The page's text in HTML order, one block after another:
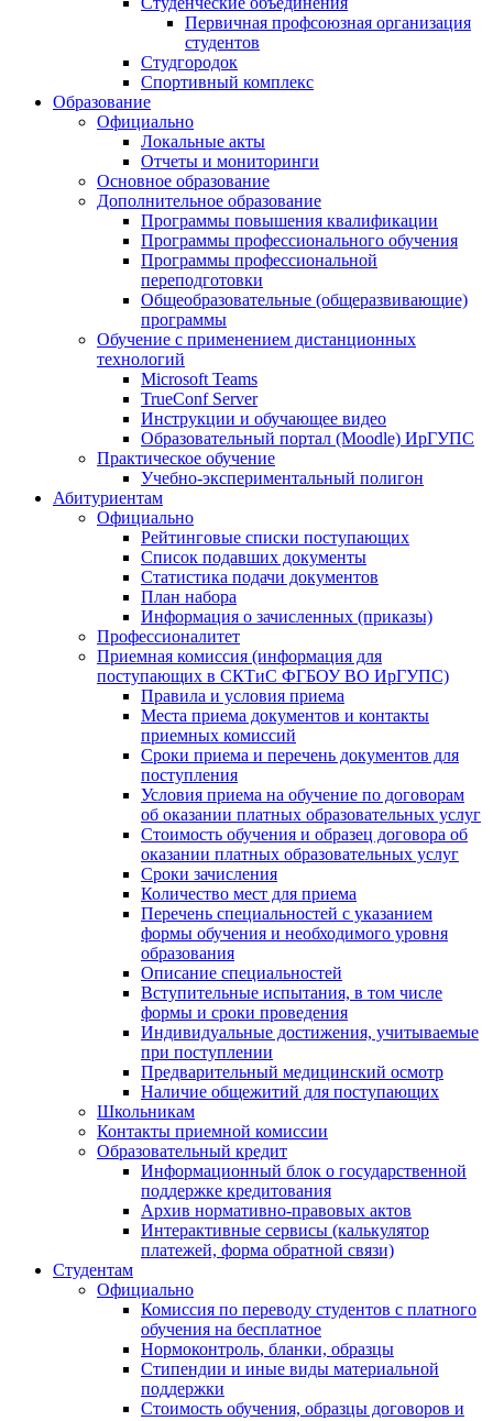
Первичная профсоюзная организация
студентов
Студгородок
Спортивный комплекс
Образование
Официально
Локальные акты
Отчеты и мониторинги
Основное образование
Дополнительное образование
Программы повышения квалификации
Программы профессионального обучения
Программы профессиональной
переподготовки
Общеобразовательные (общеразвивающие)
программы
Обучение с применением дистанционных
технологий
Microsoft Teams
TrueConf Server
Инструкции и обучающее видео
Образовательный портал (Moodle) ИрГУПС
Практическое обучение
Учебно-экспериментальный полигон
Абитуриентам
Официально
Рейтинговые списки поступающих
Список подавших документы
Статистика подачи документов
План набора
Информация о зачисленных (приказы)
Профессионалитет
Приемная комиссия (информация для
поступающих в СКТиС ФГБОУ ВО ИрГУПС)
Правила и условия приема
Места приема документов и контакты
приемных комиссий
Сроки приема и перечень документов для
поступления
Условия приема на обучение по договорам
об оказании платных образовательных услуг
Стоимость обучения и образец договора об
оказании платных образовательных услуг
Сроки зачисления
Количество мест для приема
Перечень специальностей с указанием
формы обучения и необходимого уровня
образования
Описание специальностей
Вступительные испытания, в том числе
формы и сроки проведения
Индивидуальные достижения, учитываемые
при поступлении
Предварительный медицинский осмотр
Наличие общежитий для поступающих
Школьникам
Контакты приемной комиссии
Образовательный кредит
Информационный блок о государственной
поддержке кредитования
Архив нормативно-правовых актов
Интерактивные сервисы (калькулятор
платежей, форма обратной связи)
Студентам
Официально
Комиссия по переводу студентов с платного
обучения на бесплатное
Нормоконтроль, бланки, образцы
Стипендии и иные виды материальной
поддержки
Стоимость обучения, образцы договоров и